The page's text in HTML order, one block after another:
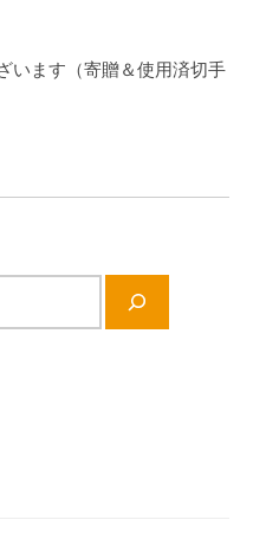
います（寄贈＆使用済切手